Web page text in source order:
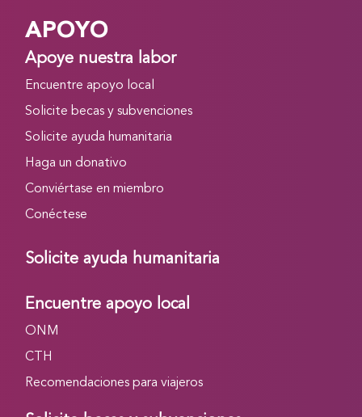
APOYO
Apoye nuestra labor
Encuentre apoyo local
Solicite becas y subvenciones
Solicite ayuda humanitaria
Haga un donativo
Conviértase en miembro
Conéctese
Solicite ayuda humanitaria
Encuentre apoyo local
ONM
CTH
Recomendaciones para viajeros